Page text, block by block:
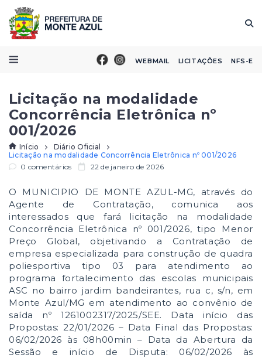
WEBMAIL LICITAÇÕES NFS-E
Licitação na modalidade
Concorrência Eletrônica nº
001/2026
Início
Diário Oficial
Licitação na modalidade Concorrência Eletrônica nº 001/2026
0 comentários
22 de janeiro de 2026
O MUNICIPIO DE MONTE AZUL-MG, através do
Agente de Contratação, comunica aos
interessados que fará licitação na modalidade
Concorrência Eletrônica nº 001/2026, tipo Menor
Preço Global, objetivando a Contratação de
empresa especializada para construção de quadra
poliesportiva tipo 03 para atendimento ao
programa fortalecimento das escolas municipais
ASC no bairro jardim bandeirantes, rua c, s/n, em
Monte Azul/MG em atendimento ao convênio de
saída nº 1261002317/2025/SEE. Data início das
Propostas: 22/01/2026 – Data Final das Propostas:
06/02/2026 às 08h00min – Data da Abertura da
Sessão e início de Disputa: 06/02/2026 às